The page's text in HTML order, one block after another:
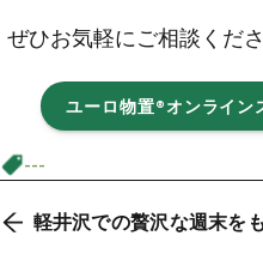
ぜひお気軽にご相談くださ
ユーロ物置®オンライン
---
軽井沢での贅沢な週末を